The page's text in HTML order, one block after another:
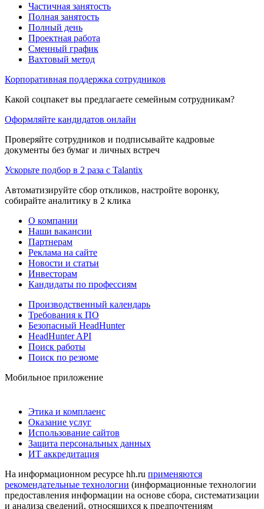
Частичная занятость
Полная занятость
Полный день
Проектная работа
Сменный график
Вахтовый метод
Корпоративная поддержка сотрудников
Какой соцпакет вы предлагаете семейным сотрудникам?
Оформляйте кандидатов онлайн
Проверяйте сотрудников и подписывайте кадровые
документы без бумаг и личных встреч
Ускорьте подбор в 2 раза с Talantix
Автоматизируйте сбор откликов, настройте воронку,
собирайте аналитику в 2 клика
О компании
Наши вакансии
Партнерам
Реклама на сайте
Новости и статьи
Инвесторам
Кандидаты по профессиям
Производственный календарь
Требования к ПО
Безопасный HeadHunter
HeadHunter API
Поиск работы
Поиск по резюме
Мобильное приложение
Этика и комплаенс
Оказание услуг
Использование сайтов
Защита персональных данных
ИТ аккредитация
На информационном ресурсе hh.ru применяются
рекомендательные технологии (информационные технологии
предоставления информации на основе сбора, систематизации
и анализа сведений, относящихся к предпочтениям